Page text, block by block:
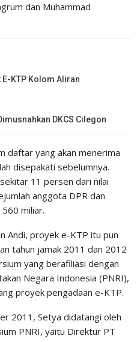
dan Muhammad
E-KTP Kolom Aliran
DKCS Cilegon
daftar yang akan menerima
disepakati sebelumnya.
11 persen dari nilai
anggota DPR dan
miliar.
Andi, proyek e-KTP itu pun
tahun jamak 2011 dan 2012
yang berafiliasi dengan
Negara Indonesia (PNRI),
proyek pengadaan e-KTP.
2011, Setya didatangi oleh
PNRI, yaitu Direktur PT